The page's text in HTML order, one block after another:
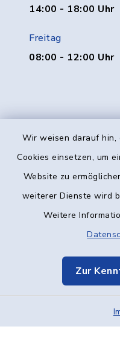
Wir weisen darauf
Cookies einsetzen, um
Website zu
weiterer Dienste wird
Weitere
Zur
14:00 - 18:00 Uhr
Freitag
08:00 - 12:00 Uhr